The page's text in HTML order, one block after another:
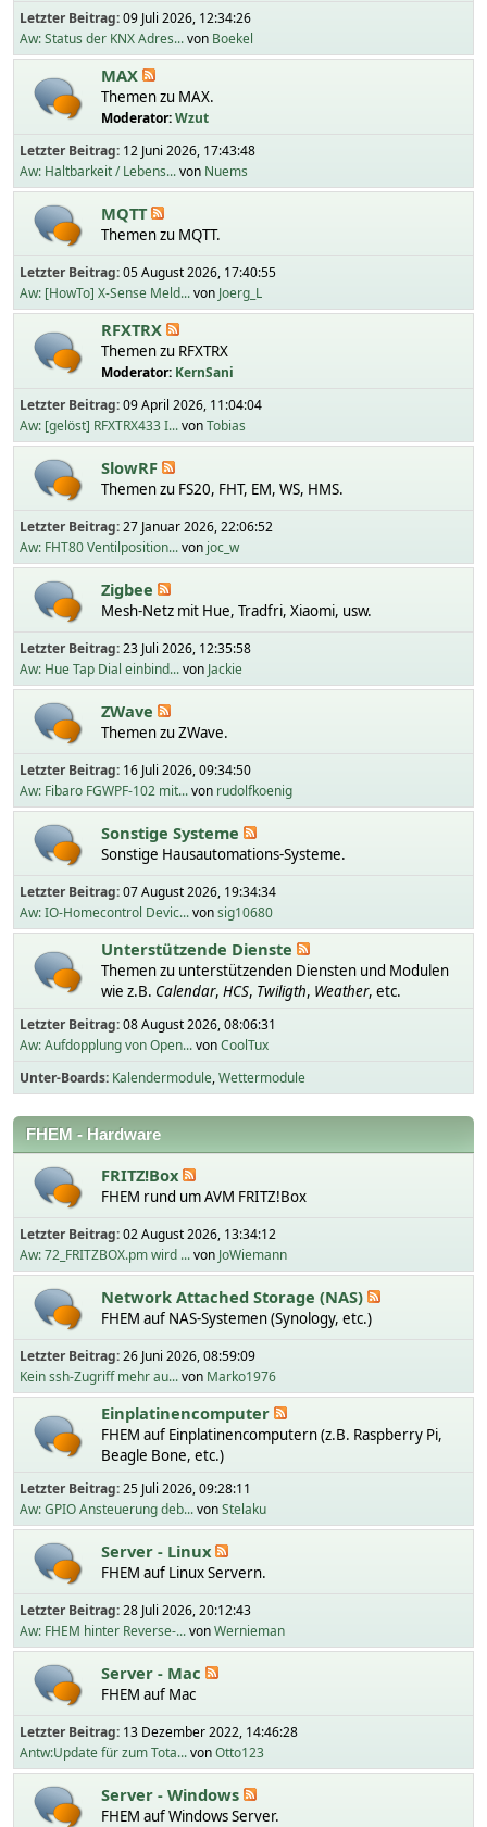
Letzter Beitrag:09 Juli 2026, 12:34:26
Aw: Status der KNX Adres...von Boekel
MAX
Themen zu MAX.
Moderator:Wzut
Letzter Beitrag: 12 Juni 2026, 17:43:48
Aw: Haltbarkeit / Lebens...von Nuems
MQTT
Themen zu MQTT.
Letzter Beitrag:05 August 2026, 17:40:55
Aw: [HowTo] X-Sense Meld...von Joerg_L
RFXTRX
Themen zu RFXTRX
Moderator: KernSani
Letzter Beitrag:09 April 2026, 11:04:04
Aw: [gelöst] RFXTRX433 I...vonTobias
SlowRF
Themen zu FS20, FHT, EM, WS, HMS.
Letzter Beitrag:27 Januar 2026, 22:06:52
Aw: FHT80 Ventilposition...von joc_w
Zigbee
Mesh-Netz mit Hue, Tradfri, Xiaomi, usw.
Letzter Beitrag:23 Juli 2026, 12:35:58
Aw: Hue Tap Dial einbind...von Jackie
ZWave
Themen zu ZWave.
Letzter Beitrag: 16 Juli 2026, 09:34:50
Aw: Fibaro FGWPF-102 mit...von rudolfkoenig
Sonstige Systeme
Sonstige Hausautomations-Systeme.
Letzter Beitrag:07 August 2026, 19:34:34
Aw: IO-Homecontrol Devic...vonsig10680
Unterstützende Dienste
Themen zu unterstützenden Diensten und Modulen
wie z.B. Calendar, HCS, Twiligth, Weather, etc.
Letzter Beitrag:08 August 2026, 08:06:31
Aw: Aufdopplung von Open...vonCoolTux
Unter-Boards Kalendermodule Wettermodule
FHEM - Hardware
FRITZ!Box
FHEM rund um AVM FRITZ!Box
Letzter Beitrag:02 August 2026, 13:34:12
Aw: 72_FRITZBOX.pm wird ...von JoWiemann
Network Attached Storage (NAS)
FHEM auf NAS-Systemen (Synology, etc.)
Letzter Beitrag:26 Juni 2026, 08:59:09
Kein ssh-Zugriff mehr au...von Marko1976
Einplatinencomputer
FHEM auf Einplatinencomputern (z.B. Raspberry Pi,
Beagle Bone, etc.)
Letzter Beitrag:25 Juli 2026, 09:28:11
Aw: GPIO Ansteuerung deb...vonStelaku
Server - Linux
FHEM auf Linux Servern.
Letzter Beitrag:28 Juli 2026, 20:12:43
Aw: FHEM hinter Reverse-...vonWernieman
Server - Mac
FHEM auf Mac
Letzter Beitrag: 13 Dezember 2022, 14:46:28
Antw:Update für zum Tota...vonOtto123
Server - Windows
FHEM auf Windows Server.